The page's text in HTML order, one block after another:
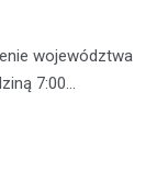
województwa
7:00…